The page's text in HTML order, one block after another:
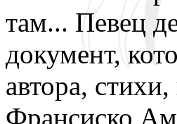
там... Певец
документ,
автора,
Франсиско